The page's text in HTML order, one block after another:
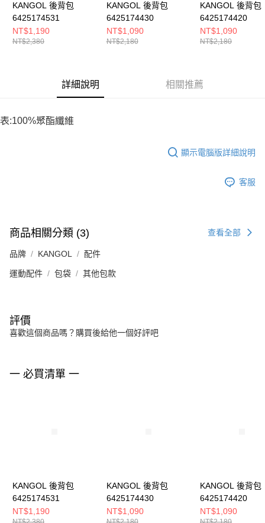
KANGOL 後背包
6425174531
NT$1,190
NT$2,380
KANGOL 後背包
6425174430
NT$1,090
NT$2,180
KANGOL 後背包
6425174420
NT$1,090
NT$2,180
詳細說明 相關推薦
表:100%聚酯纖維
顯示電腦版詳細說明
客服
商品相關分類 (3) 查看全部
品牌 KANGOL 配件
運動配件 包袋 其他包款
評價
喜歡這個商品嗎？購買後給他一個好評吧
一 必買清單 一
KANGOL 後背包
6425174531
NT$1,190
KANGOL 後背包
6425174430
NT$1,090
KANGOL 後背包
6425174420
NT$1,090